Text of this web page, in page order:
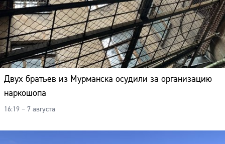
Двух братьев из Мурманска осудили за организацию
наркошопа
16:19 – 7 августа